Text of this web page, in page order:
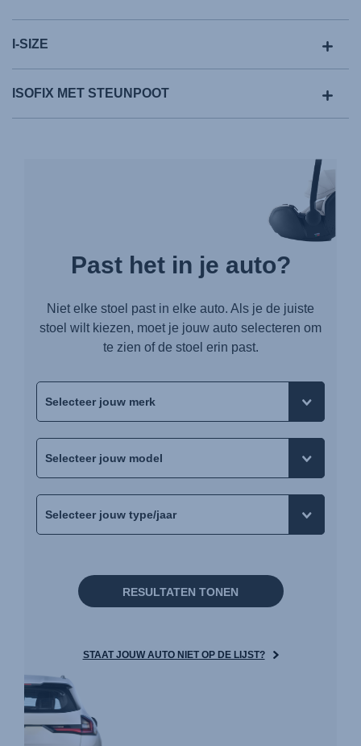
I-SIZE
ISOFIX MET STEUNPOOT
Past het in je auto?
Niet elke stoel past in elke auto. Als je de juiste
stoel wilt kiezen, moet je jouw auto selecteren om
te zien of de stoel erin past.
RESULTATEN TONEN
STAAT JOUW AUTO NIET OP DE LIJST?